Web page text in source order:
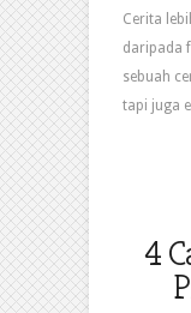
Cerita
daripada
sebuah
tapi juga
4